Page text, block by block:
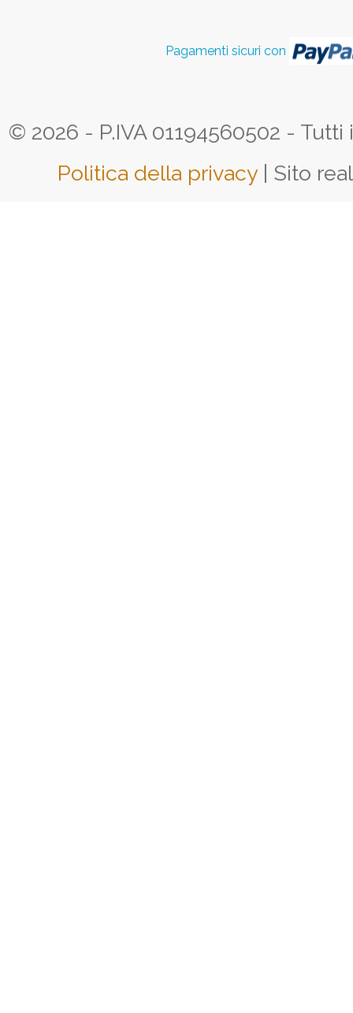
Pagamenti sicuri con
© 2026 - P.IVA 01194560502 -
Politica della privacy | Sito